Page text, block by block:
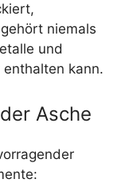
niemals
und
kann.
Asche